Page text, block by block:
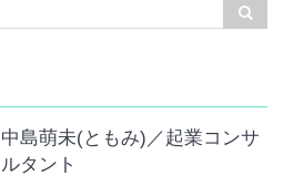
中島萌未(ともみ)／起業コンサ
ルタント